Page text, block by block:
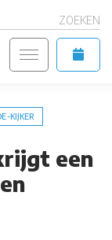
ZOEKEN
KIJKER
een